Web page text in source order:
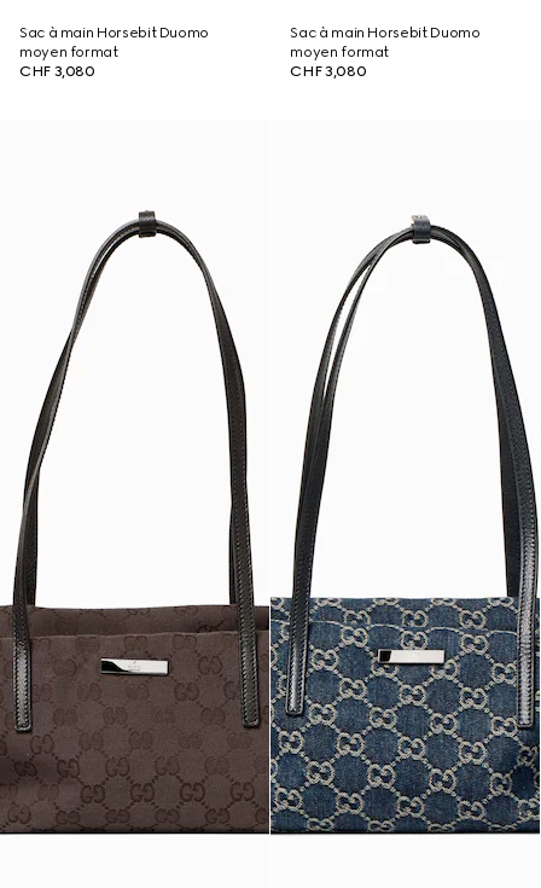
Sac à main Horsebit Duomo
moyen format
CHF 3,080
Sac à main Horsebit Duomo
moyen format
CHF 3,080